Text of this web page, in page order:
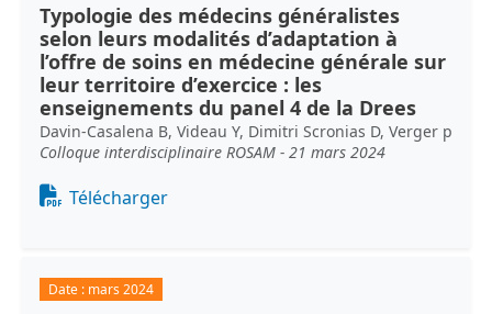
Typologie des médecins généralistes
selon leurs modalités d’adaptation à
l’offre de soins en médecine générale sur
leur territoire d’exercice : les
enseignements du panel 4 de la Drees
Davin-Casalena B, Videau Y, Dimitri Scronias D, Verger p
Colloque interdisciplinaire ROSAM - 21 mars 2024
Document
Télécharger
Date : mars 2024